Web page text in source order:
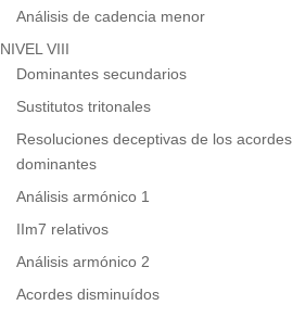
Análisis de cadencia menor
NIVEL VIII
Dominantes secundarios
Sustitutos tritonales
Resoluciones deceptivas de los acordes
dominantes
Análisis armónico 1
IIm7 relativos
Análisis armónico 2
Acordes disminuídos